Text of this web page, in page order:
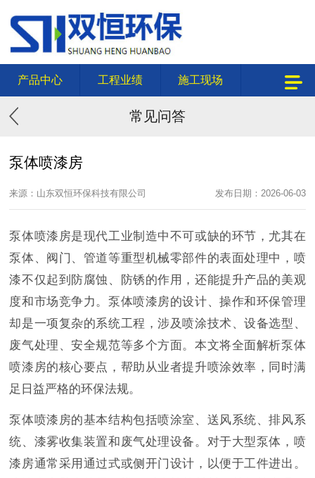
产品中心 工程业绩 施工现场
常见问答
泵体喷漆房
来源：山东双恒环保科技有限公司 发布日期：2026-06-03
泵体喷漆房是现代工业制造中不可或缺的环节，尤其在
泵体、阀门、管道等重型机械零部件的表面处理中，喷
漆不仅起到防腐蚀、防锈的作用，还能提升产品的美观
度和市场竞争力。泵体喷漆房的设计、操作和环保管理
却是一项复杂的系统工程，涉及喷涂技术、设备选型、
废气处理、安全规范等多个方面。本文将全面解析泵体
喷漆房的核心要点，帮助从业者提升喷涂效率，同时满
足日益严格的环保法规。
泵体喷漆房的基本结构包括喷涂室、送风系统、排风系
统、漆雾收集装置和废气处理设备。对于大型泵体，喷
漆房通常采用通过式或侧开门设计，以便于工件进出。